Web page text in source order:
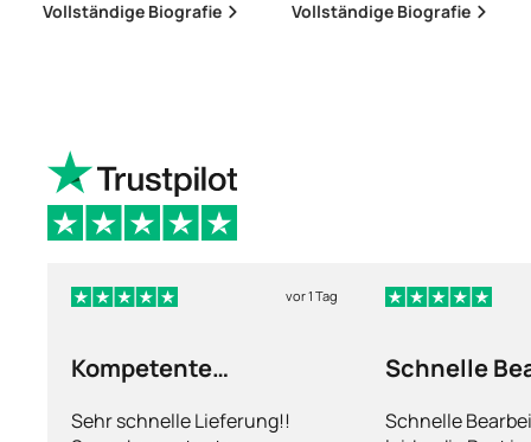
Vollständige Biografie Vollständige Biografie
vor 1 Tag
Kompetente
Sehr schnelle Lieferung!!
Schnelle
Schnelle